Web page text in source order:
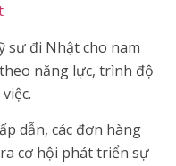
sư đi Nhật cho nam
năng lực, trình độ
dẫn, các đơn hàng
cơ hội phát triển sự